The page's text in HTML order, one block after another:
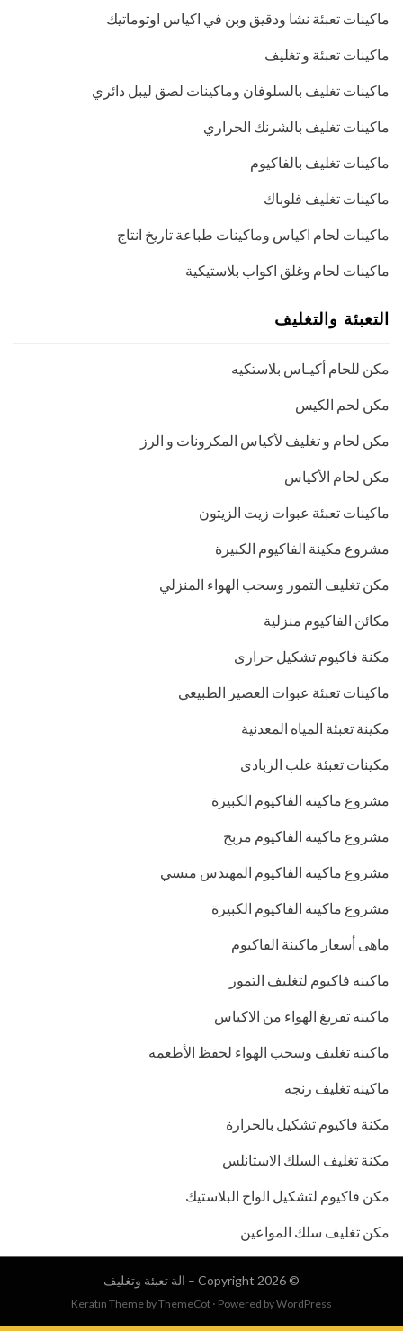
ماكينات تعبئة نشا ودقيق وبن في اكياس اوتوماتيك
ماكينات تعبئة و تغليف
ماكينات تغليف بالسلوفان وماكينات لصق ليبل دائري
ماكينات تغليف بالشرنك الحراري
ماكينات تغليف بالفاكيوم
ماكينات تغليف فلوباك
ماكينات لحام اكياس وماكينات طباعة تاريخ انتاج
ماكينات لحام وغلق اكواب بلاستيكية
التعبئة والتغليف
مكن للحام أكيـاس بلاستكيه
مكن لحم الكيس
مكن لحام و تغليف لأكياس المكرونات و الرز
مكن لحام الأكياس
ماكينات تعبئة عبوات زيت الزيتون
مشروع مكينة الفاكيوم الكبيرة
مكن تغليف التمور وسحب الهواء المنزلي
مكائن الفاكيوم منزلية
مكنة فاكيوم تشكيل حرارى
ماكينات تعبئة عبوات العصير الطبيعي
مكينة تعبئة المياه المعدنية
مكينات تعبئة علب الزبادى
مشروع ماكينه الفاكيوم الكبيرة
مشروع ماكينة الفاكيوم مربح
مشروع ماكينة الفاكيوم المهندس منسي
مشروع ماكينة الفاكيوم الكبيرة
ماهى أسعار ماكبنة الفاكيوم
ماكينه فاكيوم لتغليف التمور
ماكينه تفريغ الهواء من الاكياس
ماكينه تغليف وسحب الهواء لحفظ الأطعمه
ماكينه تغليف رنجه
مكنة فاكيوم تشكيل بالحرارة
مكنة تغليف السلك الاستانلس
مكن فاكيوم لتشكيل الواح البلاستيك
مكن تغليف سلك المواعين
© Copyright 2026 – الة تعبئة وتغليف
Keratin Theme byThemeCot ⋅ Powered byWordPress